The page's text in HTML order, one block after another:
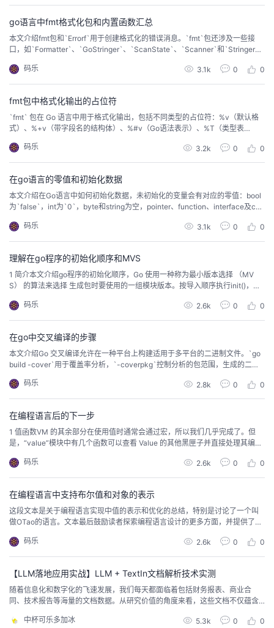
go语言中fmt格式化包和内置函数汇总
本文介绍fmt包和`Errorf`用于创建格式化的错误消息。`fmt`包还涉及一些接
口，如`Formatter`、`GoStringer`、`ScanState`、`Scanner`和`Stringer
码乐
3.1k 0 0
fmt包中格式化输出的占位符
`fmt` 包在 Go 语言中用于格式化输出，包括不同类型的占位符：%v（默认格
式）、%+v（带字段名的结构体）、%#v（Go语法表示）、%T（类型表
%X和%U。浮点数和复数用%b、%e、%E、%f、%g、%G。字符串和字节切片
用%s、%q、%x、%X。指针用%p。占位符可配合+、-、#、空格和0进行调
码乐 3.2k 0 0
在go语言的零值和初始化数据
本文介绍在Go语言中如何初始化数据，未初始化的变量会有对应的零值：bool
为`false`，int为`0`，byte和string为空，pointer、function、interface及cha
构和正确使用它们。
码乐 3.1k 0 0
理解在go程序的初始化顺序和MVS
1 简介本文介绍go程序的初始化顺序，Go 使用一种称为最小版本选择 （MV
S） 的算法来选择 生成包时要使用的一组模块版本。按导入顺序执行init()，先
个init()按声明顺序运行。main()是唯一入口，无需显式调用。使用GODEBUG=
inittrace=1可查看初始化过程。交叉编译示例...
码乐 2.6k 0 0
在go中交叉编译的步骤
本文介绍Go 交叉编译允许在一种平台上构建适用于多平台的二进制文件。`go
build -cover`用于覆盖率分析，`-coverpkg`控制分析的包范围，生成的二进
码乐
2.8k 0 0
在编程语言后的下一步
1 值函数VM 的其余部分在使用值时通常会通过宏，所以我们几乎完成了。但
是，“value”模块中有几个函数可以查看 Value 的其他黑匣子并直接处理其编
代码。我们不再有可以打开的显式类型枚举，因此我们使用一系列类型测试来
处理每种类型的值。这在技术上比 switch 慢一点，但与实际写入流的开销相
码乐 2.6k 0 0
在编程语言中支持布尔值和对象的表示
这段文本是关于编程语言实现中值的表示和优化的总结，特别是讨论了一个叫
做OTao的语言。文本最后鼓励读者探索编程语言设计的更多方面，并提供了进
码乐
2.6k 0 0
【LLM落地应用实战】LLM + TextIn文档解析技术实测
随着信息化和数字化的飞速发展，我们每天都面临着包括财务报表、商业合
同、技术报告等海量的文档数据。从研究价值的角度来看，这些文档不仅蕴含
相关实体和数字信息。而在形式上，这些文档则呈现出多元化的复杂性，如双
中杯可乐多加冰 5.3k 0 0